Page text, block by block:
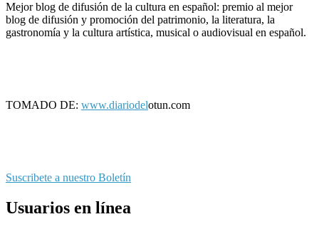
Mejor blog de difusión de la cultura en español: premio al mejor
blog de difusión y promoción del patrimonio, la literatura, la
gastronomía y la cultura artística, musical o audiovisual en español.
TOMADO DE: www.diariodelotun.com
Suscribete a nuestro Boletín
Usuarios en línea